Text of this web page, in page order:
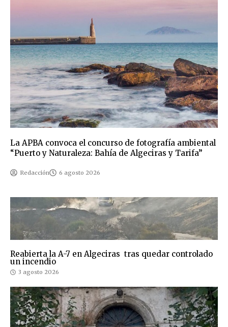
La APBA convoca el concurso de fotografía ambiental
“Puerto y Naturaleza: Bahía de Algeciras y Tarifa”
Redacción 6 agosto 2026
Reabierta la A-7 en Algeciras tras quedar controlado
un incendio
3 agosto 2026